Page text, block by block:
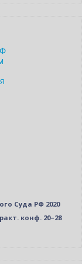
Суда РФ 2020
конф. 20–28